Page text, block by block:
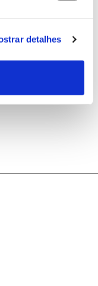
detalhes
voluntários